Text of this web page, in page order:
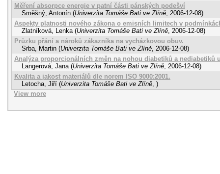
Měření absorpce energie v patní části pánských podešví
Směšný, Antonín (Univerzita Tomáše Bati ve Zlíně, 2006-12-08)
Aspekty platnosti nového zákona o emisních limitech v
Zlatníková, Lenka (Univerzita Tomáše Bati ve Zlíně, 2006-12-08)
Průzku přání a nároků zákazníka na vycházkovou obuv.
Srba, Martin (Univerzita Tomáše Bati ve Zlíně, 2006-12-08)
Analýza proporcionálních změn na nohou diabetiků a nediabetiků
Langerová, Jana (Univerzita Tomáše Bati ve Zlíně, 2006-12-08)
Kvalita a jakost materiálů dle norem ISO 9000:2001.
Letocha, Jiří (Univerzita Tomáše Bati ve Zlíně, )
View more